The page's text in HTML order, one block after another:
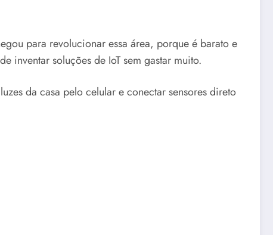
para revolucionar essa área, porque é barato e
inventar soluções de IoT sem gastar muito.
da casa pelo celular e conectar sensores direto